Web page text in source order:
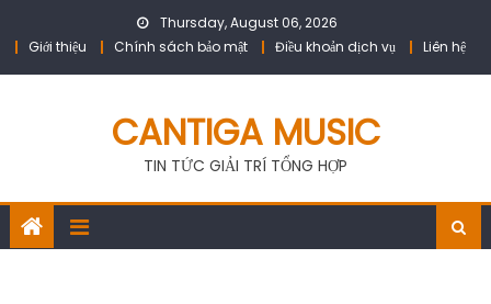
Thursday, August 06, 2026
Giới thiệu
Chính sách bảo mật Điều khoản dịch vụ Liên hệ
CANTIGA MUSIC
TIN TỨC GIẢI TRÍ TỔNG HỢP